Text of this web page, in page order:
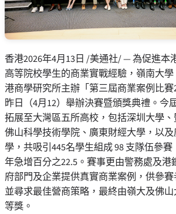
香港2026年4月13日 /美通社/ — 為促進本
高等院校學生的商業實戰經驗，嶺南大
港商學研究所主辦「第三屆商業案例比賽
昨日（4月12）舉辦決賽暨頒獎典禮。今
拓展至大灣區五所高校，包括深圳大學、
佛山科學技術學院、廣東財經大學，以
學，共吸引445名學生組成 98 支隊伍參
年急增百分之22.5。賽事更由警務處及港
府部門及企業提供真實商業案例，供參
並尋求最佳營商策略，最終由嶺大及佛
等獎。